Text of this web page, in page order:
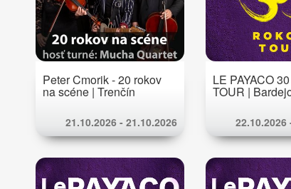
Peter Cmorik - 20 rokov
na scéne | Trenčín
21.10.2026 - 21.10.2026
LE PAYACO
TOUR |
22.10.2026